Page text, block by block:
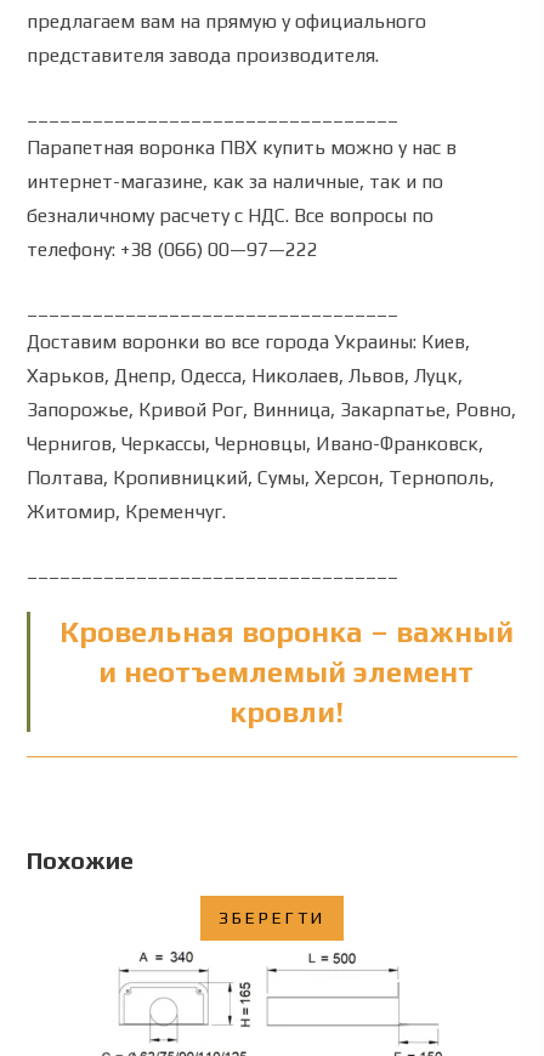
предлагаем вам на прямую у официального
представителя завода производителя.
Парапетная воронка ПВХ купить можно у нас в
интернет-магазине, как за наличные, так и по
безналичному расчету с НДС. Все вопросы по
телефону: +38 (066) 00—97—222
Доставим воронки во все города Украины: Киев,
Харьков, Днепр, Одесса, Николаев, Львов, Луцк,
Запорожье, Кривой Рог, Винница, Закарпатье, Ровно,
Чернигов, Черкассы, Черновцы, Ивано-Франковск,
Полтава, Кропивницкий, Сумы, Херсон, Тернополь,
Житомир, Кременчуг.
Кровельная воронка – важный
и неотъемлемый элемент
кровли!
Похожие
ЗБЕРЕГТИ